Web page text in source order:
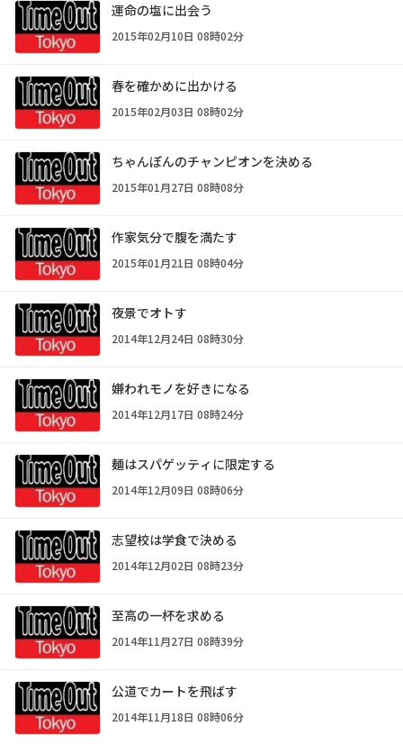
運命の塩に出会う
2015年02月10日 08時02分
春を確かめに出かける
2015年02月03日 08時02分
ちゃんぽんのチャンピオンを決める
2015年01月27日 08時08分
作家気分で腹を満たす
2015年01月21日 08時04分
夜景でオトす
2014年12月24日 08時30分
嫌われモノを好きになる
2014年12月17日 08時24分
麺はスパゲッティに限定する
2014年12月09日 08時06分
志望校は学食で決める
2014年12月02日 08時23分
至高の一杯を求める
2014年11月27日 08時39分
公道でカートを飛ばす
2014年11月18日 08時06分